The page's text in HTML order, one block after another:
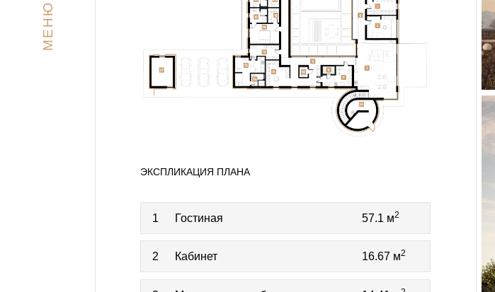
МЕНЮ
ЭКСПЛИКАЦИЯ ПЛАНА
1 Гостиная 57.1 м2
2 Кабинет 16.67 м2